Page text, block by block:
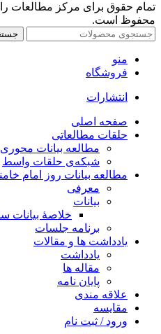
تمام حقوق برای مرکز مطالعات
محفوظ است.
منو
فروشگاه
انتشارات
صفحه اصلی
حلقات مطالعاتی
مطالعه بیانات محوری
شبکه‌ی حلقات واسط
مطالعه بیانات روز امام
معرفی
بیانات
خلاصۀ بیانات سال
برنامه جلسات
یادداشت ها و مقالات
یادداشت
مقاله ها
پایان نامه
علاقه مندی
مقایسه
ورود / ثبت نام